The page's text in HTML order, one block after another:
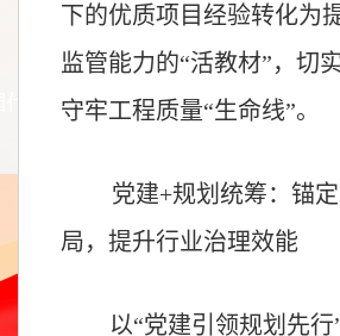
下的优质项目经验转化为
监管能力的“活教材”，切
守牢工程质量“生命线”。
党建+规划统筹：锚
局，提升行业治理效能
以“党建引领规划先